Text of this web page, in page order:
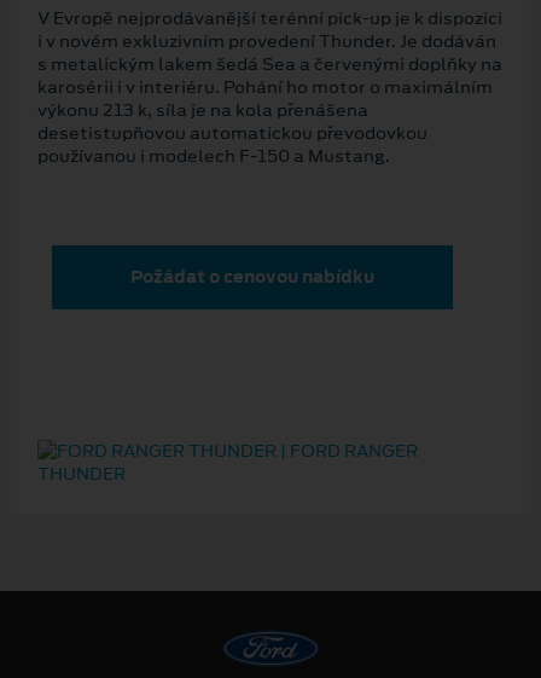
V Evropě nejprodávanější terénní pick-up je k dispozici
i v novém exkluzivním provedení Thunder. Je dodáván
s metalickým lakem šedá Sea a červenými doplňky na
karosérii i v interiéru. Pohání ho motor o maximálním
výkonu 213 k, síla je na kola přenášena
desetistupňovou automatickou převodovkou
používanou i modelech F-150 a Mustang.
Požádat o cenovou nabídku